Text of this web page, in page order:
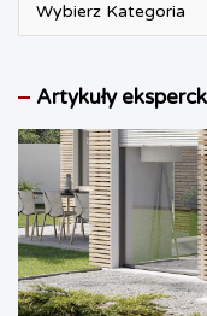
Artykuły